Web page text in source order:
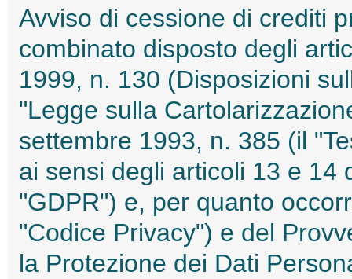
Avviso di cessione di crediti
combinato disposto degli
1999, n. 130 (Disposizioni
"Legge sulla
settembre 1993, n. 385 (il
ai sensi degli articoli 13 e 14
"GDPR") e, per quanto
"Codice Privacy") e del
la Protezione dei Dati